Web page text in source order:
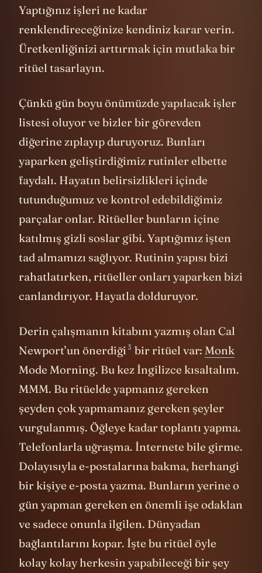
Yaptığınız işleri ne kadar
renklendireceğinize kendiniz karar verin.
Üretkenliğinizi arttırmak için mutlaka bir
ritüel tasarlayın.
Çünkü gün boyu önümüzde yapılacak işler
listesi oluyor ve bizler bir görevden
diğerine zıplayıp duruyoruz. Bunları
yaparken geliştirdiğimiz rutinler elbette
faydalı. Hayatın belirsizlikleri içinde
tutunduğumuz ve kontrol edebildiğimiz
parçalar onlar. Ritüeller bunların içine
katılmış gizli soslar gibi. Yaptığımız işten
tad almamızı sağlıyor. Rutinin yapısı bizi
rahatlatırken, ritüeller onları yaparken bizi
canlandırıyor. Hayatla dolduruyor.
Derin çalışmanın kitabını yazmış olan Cal
Newport’un önerdiği 3 bir ritüel var: Monk
Mode Morning. Bu kez İngilizce kısaltalım.
MMM. Bu ritüelde yapmanız gereken
şeyden çok yapmamanız gereken şeyler
vurgulanmış. Öğleye kadar toplantı yapma.
Telefonlarla uğraşma. İnternete bile girme.
Dolayısıyla e-postalarına bakma, herhangi
bir kişiye e-posta yazma. Bunların yerine o
gün yapman gereken en önemli işe odaklan
ve sadece onunla ilgilen. Dünyadan
bağlantılarını kopar. İşte bu ritüel öyle
kolay kolay herkesin yapabileceği bir şey